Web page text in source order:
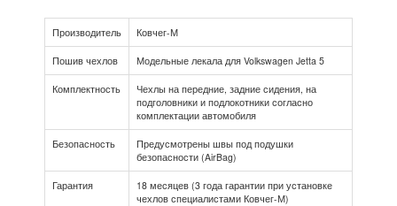
Производитель Ковчег-М
Пошив чехлов Модельные лекала для Volkswagen Jetta 5
Комплектность
Чехлы на передние, задние сидения, на
подголовники и подлокотники согласно
комплектации автомобиля
Безопасность
Предусмотрены швы под подушки
безопасности (AirBag)
Гарантия
18 месяцев (3 года гарантии при установке
чехлов специалистами Ковчег-М)